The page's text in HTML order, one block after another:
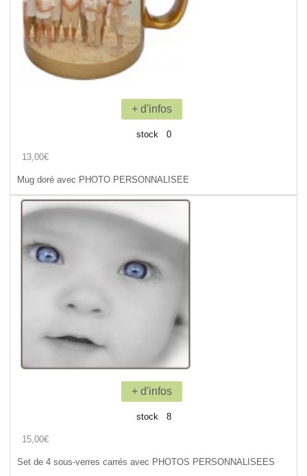
+ d'infos
stock 0
13,00€
Mug doré avec PHOTO PERSONNALISEE
+ d'infos
stock 8
15,00€
Set de 4 sous-verres carrés avec PHOTOS PERSONNALISEES